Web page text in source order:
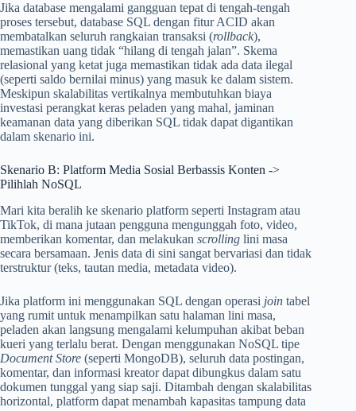
Jika database mengalami gangguan tepat di tengah-tengah
proses tersebut, database SQL dengan fitur ACID akan
membatalkan seluruh rangkaian transaksi (rollback),
memastikan uang tidak “hilang di tengah jalan”. Skema
relasional yang ketat juga memastikan tidak ada data ilegal
(seperti saldo bernilai minus) yang masuk ke dalam sistem.
Meskipun skalabilitas vertikalnya membutuhkan biaya
investasi perangkat keras peladen yang mahal, jaminan
keamanan data yang diberikan SQL tidak dapat digantikan
dalam skenario ini.
Skenario B: Platform Media Sosial Berbassis Konten ->
Pilihlah NoSQL
Mari kita beralih ke skenario platform seperti Instagram atau
TikTok, di mana jutaan pengguna mengunggah foto, video,
memberikan komentar, dan melakukan scrolling lini masa
secara bersamaan. Jenis data di sini sangat bervariasi dan tidak
terstruktur (teks, tautan media, metadata video).
Jika platform ini menggunakan SQL dengan operasi join tabel
yang rumit untuk menampilkan satu halaman lini masa,
peladen akan langsung mengalami kelumpuhan akibat beban
kueri yang terlalu berat. Dengan menggunakan NoSQL tipe
Document Store (seperti MongoDB), seluruh data postingan,
komentar, dan informasi kreator dapat dibungkus dalam satu
dokumen tunggal yang siap saji. Ditambah dengan skalabilitas
horizontal, platform dapat menambah kapasitas tampung data